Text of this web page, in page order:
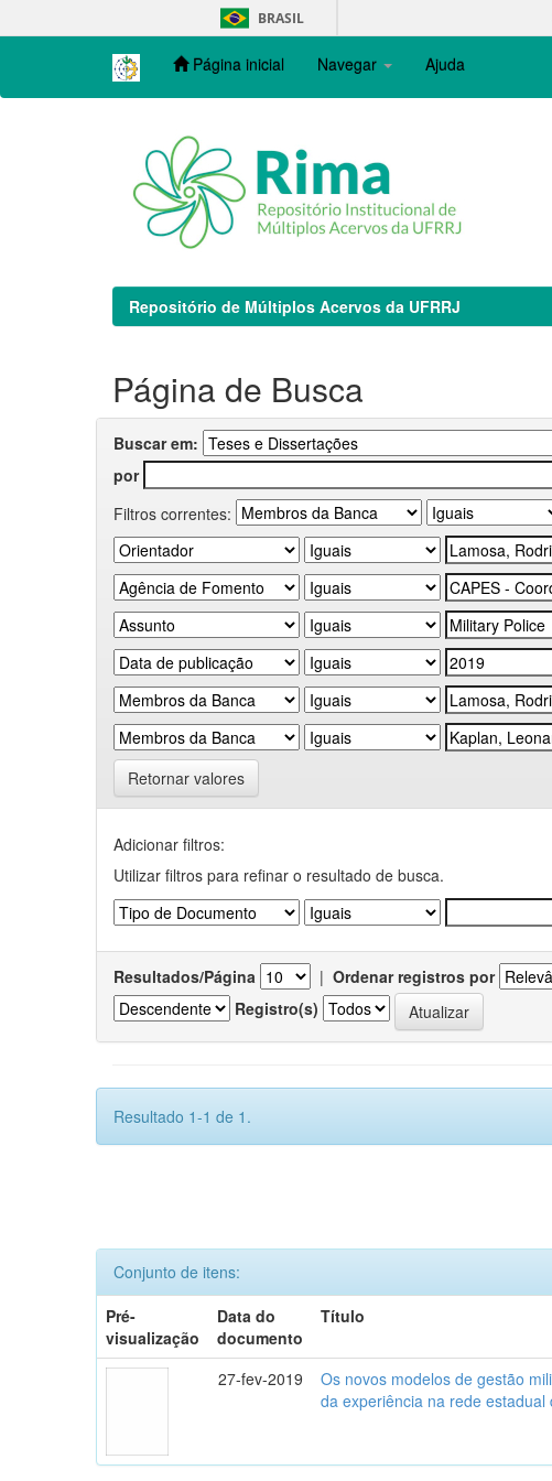
navigation
BRASIL
Página inicial Navegar Ajuda
Repositório de Múltiplos Acervos da UFRRJ
Página de Busca
Buscar em:
por
Filtros correntes:
Retornar valores
Adicionar filtros:
Utilizar filtros para refinar o resultado de busca.
Resultados/Página | Ordenar registros por
Registro(s)
Resultado 1-1 de 1.
Conjunto de itens:
Pré-
visualização
Data do
documento
Título
27-fev-2019
Os novos modelos de gestão
da experiência na rede estadual